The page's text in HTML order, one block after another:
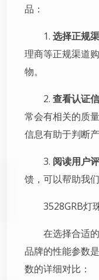
品：
1. 选择正规
理商等正规渠道
物。
2. 查看认证
常会有相关的质
信息有助于判断产
3. 阅读用户
馈，可以帮助我
3528GRB灯
在选择合适
品牌的性能参数
数的详细对比：